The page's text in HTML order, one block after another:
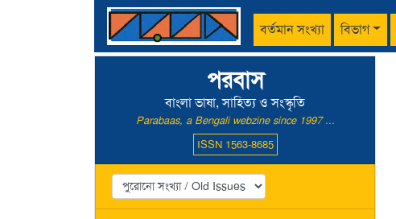
বর্তমান সংখ্যা বিভাগ
পরবাস
বাংলা ভাষা, সাহিত্য ও সংস্কৃতি
Parabaas, a Bengali webzine since 1997 ...
ISSN 1563-8685